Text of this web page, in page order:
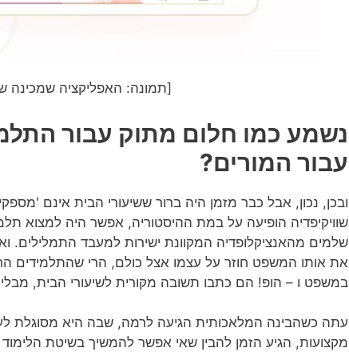
[תמונה: האפליקציה שמכינה
נשמע כמו חלום מתוק עבור
עבור המורים?
ובכן, נכון, אבל כבר מזמן היה ברור ששיעורי הבית אינם
שוויקיפדיה הופיעה על במת ההיסטוריה, אפשר היה למצוא
שלמים מהאנציקלופדיה המקוונת ישירות למעבד התמלילים.
את אותו המשפט חוזר על עצמו אצל כולם, הרי שהתלמידים
במשפט ו – הופ! הם כתבו תשובה מקורית לשיעורי הבית, מבלי
עתה כשהבינה המלאכותית הגיעה לרמה, שבה היא מסוגלת
מקצועות, הגיע הזמן להבין שאי אפשר להמשיך בשיטת הלימוד